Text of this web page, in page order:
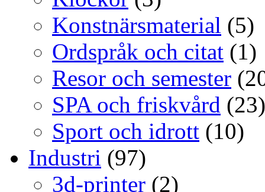
Konstnärsmaterial (5)
Ordspråk och citat (1)
Resor och semester
SPA och friskvård (23)
Sport och idrott (10)
Industri (97)
3d-printer (2)